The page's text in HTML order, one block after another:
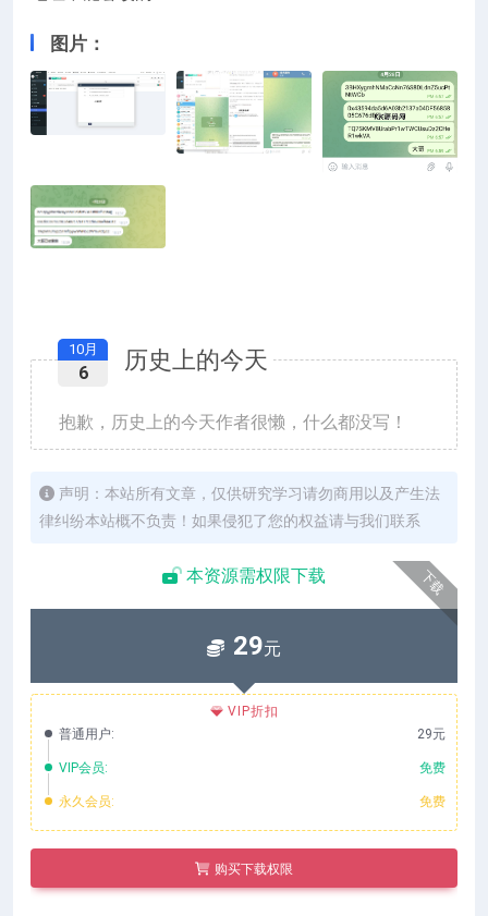
图片：
历史上的今天
10月
6
抱歉，历史上的今天作者很懒，什么都没写！
声明：本站所有文章，仅供研究学习请勿商用以及产生法
律纠纷本站概不负责！如果侵犯了您的权益请与我们联系
下载
本资源需权限下载
29元
VIP折扣
普通用户:
29元
VIP会员: 免费
永久会员: 免费
购买下载权限